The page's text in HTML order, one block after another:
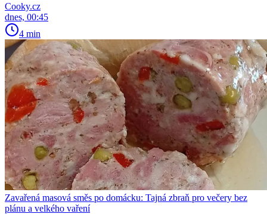
Cooky.cz
dnes, 00:45
4 min
Zavařená masová směs po domácku: Tajná zbraň pro večery bez
plánu a velkého vaření